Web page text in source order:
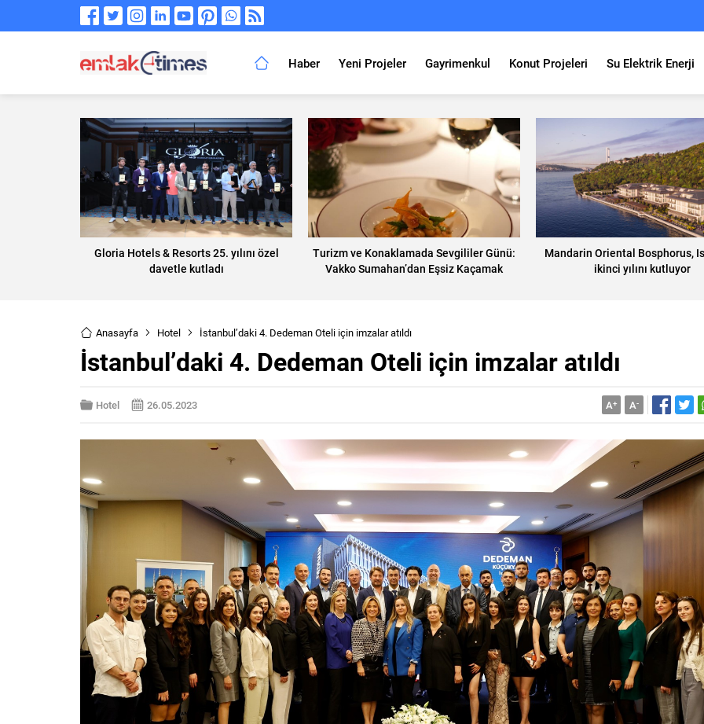
Haber Yeni Projeler Gayrimenkul Konut Projeleri Su Elektrik Enerji
Gloria Hotels & Resorts 25. yılını özel
davetle kutladı
Turizm ve Konaklamada Sevgililer Günü:
Vakko Sumahan’dan Eşsiz Kaçamak
Mandarin Oriental Bosphorus,
ikinci yılını kutluyor
Anasayfa Hotel İstanbul’daki 4. Dedeman Oteli için imzalar atıldı
İstanbul’daki 4. Dedeman Oteli için imzalar atıldı
Hotel 26.05.2023 A+ A-